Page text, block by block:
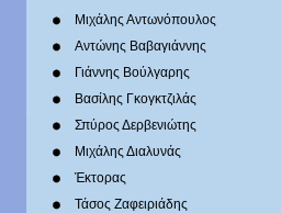
Μιχάλης Αντωνόπουλος
Αντώνης Βαβαγιάννης
Γιάννης Βούλγαρης
Βασίλης Γκογκτζιλάς
Σπύρος Δερβενιώτης
Mιχάλης Διαλυνάς
Έκτορας
Τάσος Ζαφειριάδης